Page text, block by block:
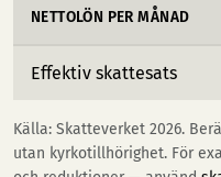
NETTOLÖN PER MÅNAD
Effektiv skattesats
Källa: Skatteverket 2026.
utan kyrkotillhörighet. För